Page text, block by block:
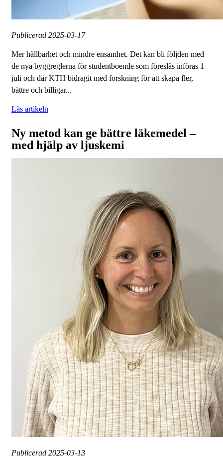
Publicerad 2025-03-17
Mer hållbarhet och mindre ensamhet. Det kan bli följden med
de nya byggreglerna för studentboende som föreslås införas 1
juli och där KTH bidragit med forskning för att skapa fler,
bättre och billigar...
Läs artikeln
Ny metod kan ge bättre läkemedel –
med hjälp av ljuskemi
Publicerad 2025-03-13